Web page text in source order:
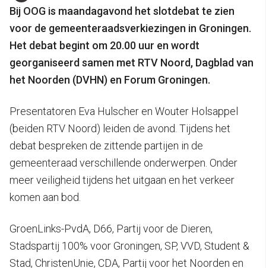
Bij OOG is maandagavond het slotdebat te zien
voor de gemeenteraadsverkiezingen in Groningen.
Het debat begint om 20.00 uur en wordt
georganiseerd samen met RTV Noord, Dagblad van
het Noorden (DVHN) en Forum Groningen.
Presentatoren Eva Hulscher en Wouter Holsappel
(beiden RTV Noord) leiden de avond. Tijdens het
debat bespreken de zittende partijen in de
gemeenteraad verschillende onderwerpen. Onder
meer veiligheid tijdens het uitgaan en het verkeer
komen aan bod.
GroenLinks-PvdA, D66, Partij voor de Dieren,
Stadspartij 100% voor Groningen, SP, VVD, Student &
Stad, ChristenUnie, CDA, Partij voor het Noorden en